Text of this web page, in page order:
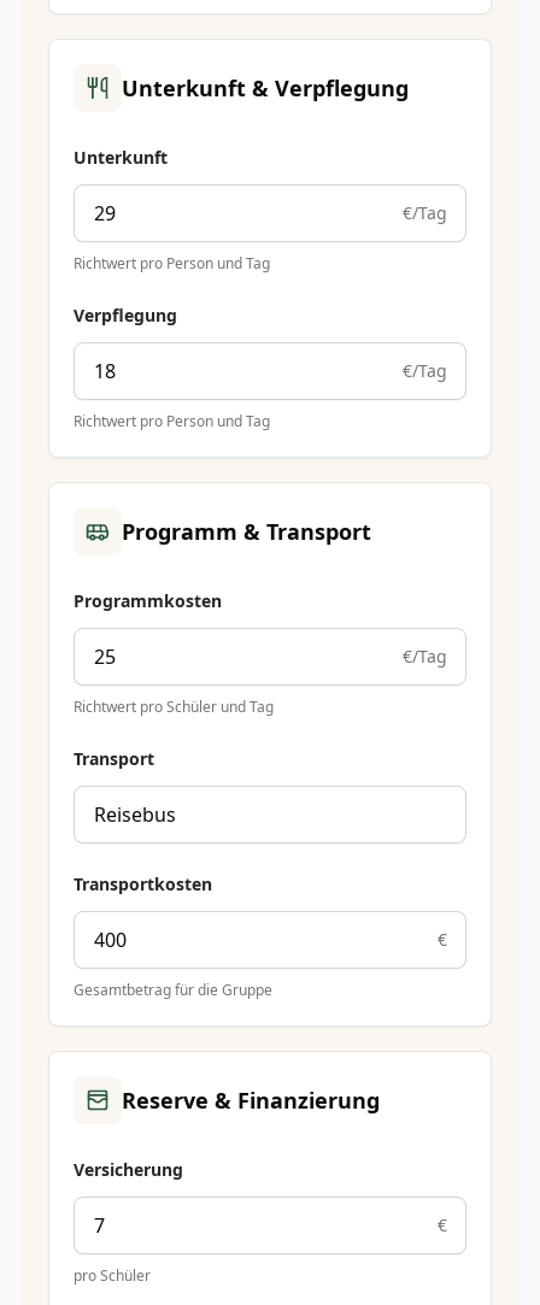
Unterkunft & Verpflegung
Unterkunft
€/Tag
Richtwert pro Person und Tag
Verpflegung
€/Tag
Richtwert pro Person und Tag
Programm & Transport
Programmkosten
€/Tag
Richtwert pro Schüler und Tag
Transport
Transportkosten
€
Gesamtbetrag für die Gruppe
Reserve & Finanzierung
Versicherung
€
pro Schüler